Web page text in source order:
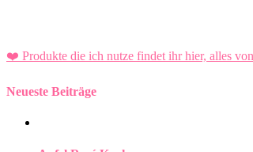
❤️ Produkte die ich nutze findet ihr hier, alles
Neueste Beiträge